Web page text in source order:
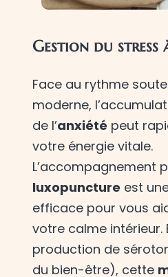
Gestion du stress
Face au rythme
moderne,
de l’anxiété peut
votre énergie vitale.
L’accompagnement
luxopuncture est
efficace pour vous
votre calme intérieur.
production de
du bien-être), cette